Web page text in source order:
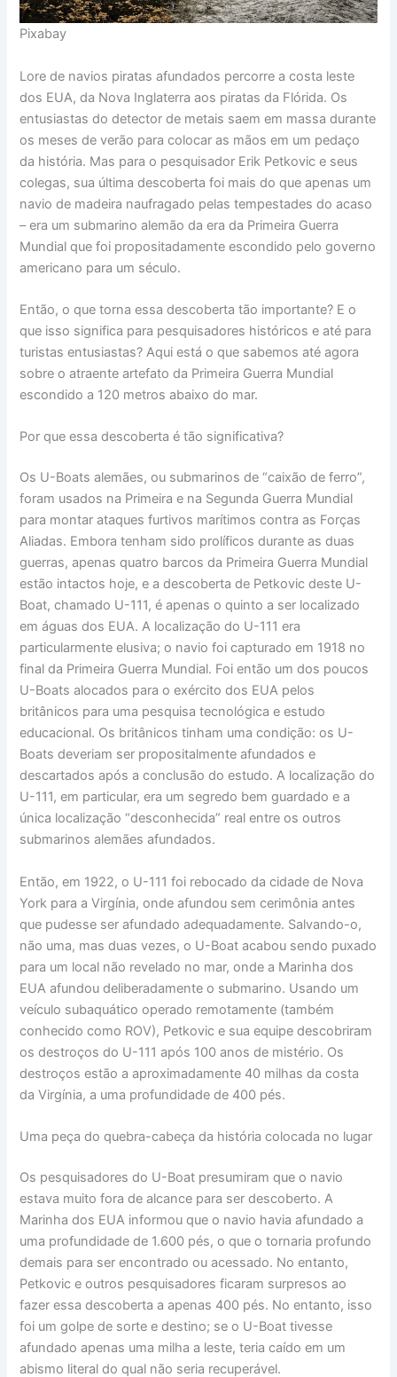
Pixabay
Lore de navios piratas afundados percorre a costa leste
dos EUA, da Nova Inglaterra aos piratas da Flórida. Os
entusiastas do detector de metais saem em massa durante
os meses de verão para colocar as mãos em um pedaço
da história. Mas para o pesquisador Erik Petkovic e seus
colegas, sua última descoberta foi mais do que apenas um
navio de madeira naufragado pelas tempestades do acaso
– era um submarino alemão da era da Primeira Guerra
Mundial que foi propositadamente escondido pelo governo
americano para um século.
Então, o que torna essa descoberta tão importante? E o
que isso significa para pesquisadores históricos e até para
turistas entusiastas? Aqui está o que sabemos até agora
sobre o atraente artefato da Primeira Guerra Mundial
escondido a 120 metros abaixo do mar.
Por que essa descoberta é tão significativa?
Os U-Boats alemães, ou submarinos de “caixão de ferro”,
foram usados ​​na Primeira e na Segunda Guerra Mundial
para montar ataques furtivos marítimos contra as Forças
Aliadas. Embora tenham sido prolíficos durante as duas
guerras, apenas quatro barcos da Primeira Guerra Mundial
estão intactos hoje, e a descoberta de Petkovic deste U-
Boat, chamado U-111, é apenas o quinto a ser localizado
em águas dos EUA. A localização do U-111 era
particularmente elusiva; o navio foi capturado em 1918 no
final da Primeira Guerra Mundial. Foi então um dos poucos
U-Boats alocados para o exército dos EUA pelos
britânicos para uma pesquisa tecnológica e estudo
educacional. Os britânicos tinham uma condição: os U-
Boats deveriam ser propositalmente afundados e
descartados após a conclusão do estudo. A localização do
U-111, em particular, era um segredo bem guardado e a
única localização “desconhecida” real entre os outros
submarinos alemães afundados.
Então, em 1922, o U-111 foi rebocado da cidade de Nova
York para a Virgínia, onde afundou sem cerimônia antes
que pudesse ser afundado adequadamente. Salvando-o,
não uma, mas duas vezes, o U-Boat acabou sendo puxado
para um local não revelado no mar, onde a Marinha dos
EUA afundou deliberadamente o submarino. Usando um
veículo subaquático operado remotamente (também
conhecido como ROV), Petkovic e sua equipe descobriram
os destroços do U-111 após 100 anos de mistério. Os
destroços estão a aproximadamente 40 milhas da costa
da Virgínia, a uma profundidade de 400 pés.
Uma peça do quebra-cabeça da história colocada no lugar
Os pesquisadores do U-Boat presumiram que o navio
estava muito fora de alcance para ser descoberto. A
Marinha dos EUA informou que o navio havia afundado a
uma profundidade de 1.600 pés, o que o tornaria profundo
demais para ser encontrado ou acessado. No entanto,
Petkovic e outros pesquisadores ficaram surpresos ao
fazer essa descoberta a apenas 400 pés. No entanto, isso
foi um golpe de sorte e destino; se o U-Boat tivesse
afundado apenas uma milha a leste, teria caído em um
abismo literal do qual não seria recuperável.